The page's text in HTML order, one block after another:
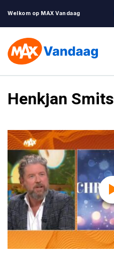
Welkom op MAX Vandaag
Henkjan Smits